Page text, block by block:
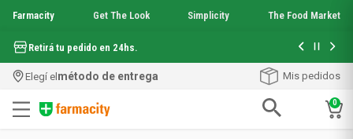
Farmacity Get The Look Simplicity The Food Market
Retirá tu pedido en 24hs. Hasta 6
Elegí elmétodo de entrega Mis pedidos
0